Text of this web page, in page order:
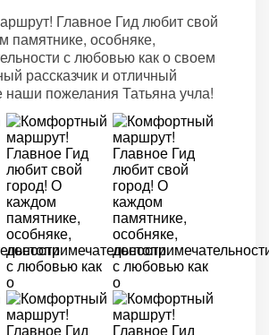
Главное Гид любит свой
памятнике, особняке,
с любовью как о своем
рассказчик и отличный
наши пожелания Татьяна учла!